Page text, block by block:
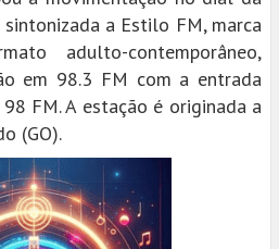
sintonizada a Estilo FM, marca
adulto-contemporâneo,
em 98.3 FM com a entrada
FM. A estação é originada a
(GO).